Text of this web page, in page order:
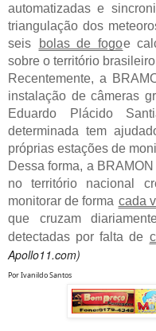
automatizadas e
triangulação dos
seis
bolas de fogoe
sobre o território
Recentemente, a
instalação de câmeras
Eduardo Plácido
determinada tem
próprias estações de
Dessa forma, a
no território nacional
monitorar de forma cada
que cruzam
detectadas por falta de
Apollo11.com)
Por Ivanildo Santos